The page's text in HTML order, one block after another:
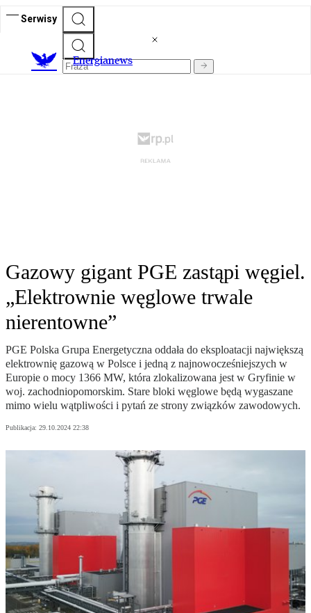
Serwisy
Energianews
Gazowy gigant PGE zastąpi węgiel.
„Elektrownie węglowe trwale
nierentowne”
PGE Polska Grupa Energetyczna oddała do eksploatacji największą
elektrownię gazową w Polsce i jedną z najnowocześniejszych w
Europie o mocy 1366 MW, która zlokalizowana jest w Gryfinie w
woj. zachodniopomorskim. Stare bloki węglowe będą wygaszane
mimo wielu wątpliwości i pytań ze strony związków zawodowych.
Publikacja: 29.10.2024 22:38